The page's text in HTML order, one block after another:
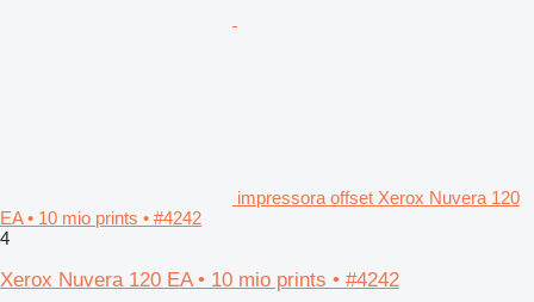
impressora offset Xerox Nuvera 120
EA • 10 mio prints • #4242
4
Xerox Nuvera 120 EA • 10 mio prints • #4242